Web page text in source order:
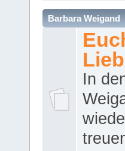
Barbara Weigand
In